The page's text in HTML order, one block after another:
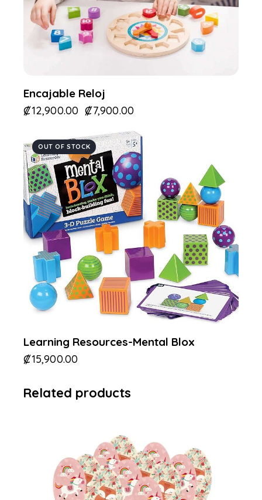
Encajable Reloj
₡12,900.00 ₡7,900.00
OUT OF STOCK
Learning Resources-Mental Blox
₡15,900.00
Related products